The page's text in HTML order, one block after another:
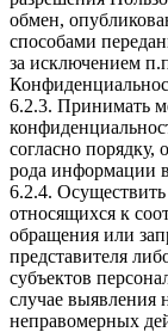
обмен,
способами
за исключением
6.2.3. Принимать
согласно порядку,
рода информации
6.2.4.
относящихся к
обращения или
представителя
субъектов
случае выявления
неправомерных